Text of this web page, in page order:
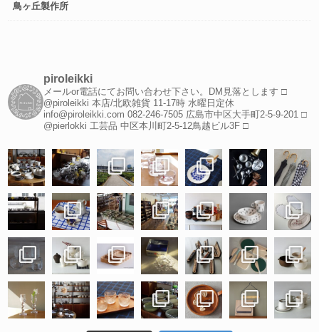
鳥ヶ丘製作所
piroleikki
メールor電話にてお問い合わせ下さい。DM見落とします □
@piroleikki 本店/北欧雑貨 11-17時 水曜日定休
info@piroleikki.com 082-246-7505 広島市中区大手町2-5-9-201 □
@pierlokki 工芸品 中区本川町2-5-12鳥越ビル3F □